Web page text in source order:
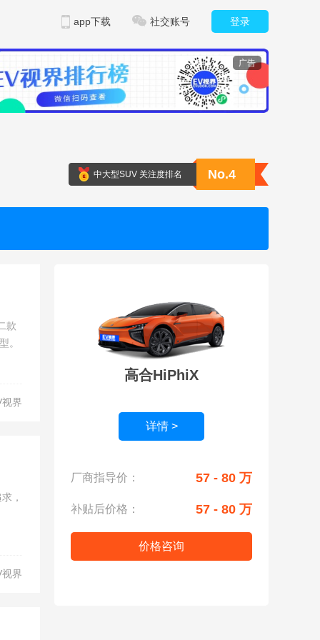
登录
社交账号
app下载
广告
中大型SUV 关注度排名 No.4
款
。
界
，
界
高合HiPhiX
详情 >
厂商指导价： 57 - 80 万
补贴后价格： 57 - 80 万
价格咨询